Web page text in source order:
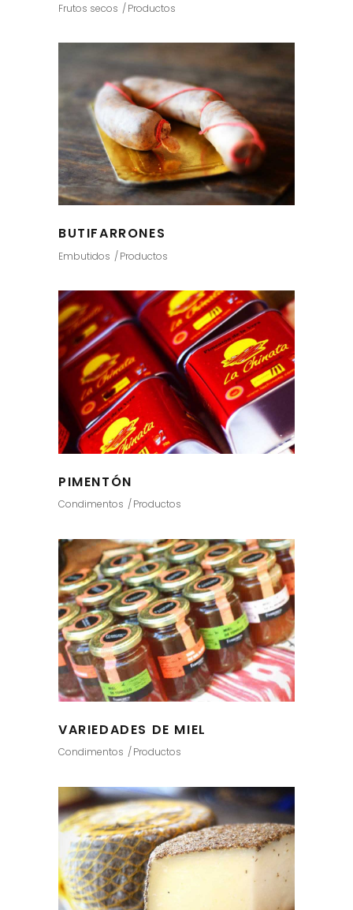
Frutos secos Productos
BUTIFARRONES
Embutidos Productos
PIMENTÓN
Condimentos Productos
VARIEDADES DE MIEL
Condimentos Productos